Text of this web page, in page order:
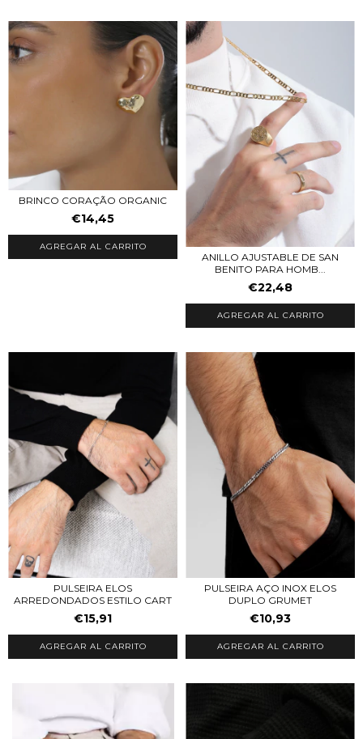
BRINCO CORAÇÃO ORGANIC
€14,45
ANILLO AJUSTABLE DE SAN
BENITO PARA HOMB...
€22,48
PULSEIRA ELOS
ARREDONDADOS ESTILO CART
€15,91
PULSEIRA AÇO INOX ELOS
DUPLO GRUMET
€10,93